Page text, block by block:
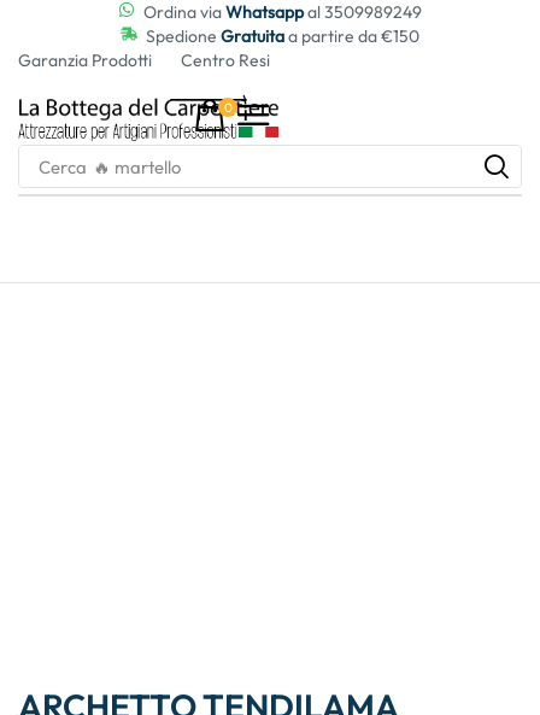
Ordina viaWhatsappal 3509989249
Spedione Gratuitaa partire da €150
Garanzia Prodotti
Centro Resi
0
Cerca 🔥 martello
ARCHETTO TENDILAMA